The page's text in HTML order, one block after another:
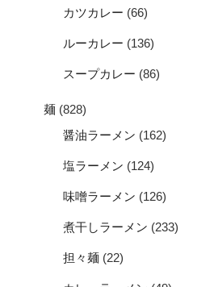
カツカレー (66)
ルーカレー (136)
スープカレー (86)
麺 (828)
醤油ラーメン (162)
塩ラーメン (124)
味噌ラーメン (126)
煮干しラーメン (233)
担々麺 (22)